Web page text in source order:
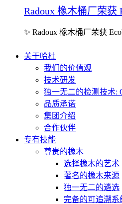
Radoux 橡木桶厂荣获
✨ Radoux 橡木桶厂荣获
关于哈杜
我们的价值观
技术研发
独一无二的检测技术:
品质承诺
集团介绍
合作伙伴
专有技能
尊贵的橡木
选择橡木的艺术
著名的橡木来源
独一无二的遴选
完备的可追溯系